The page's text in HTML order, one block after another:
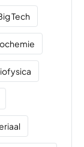
Tech